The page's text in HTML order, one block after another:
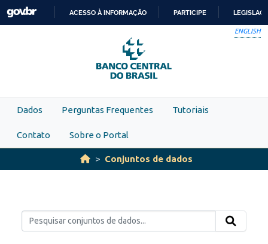
Skip to main content
PARA
O
CONTEÚDO
ACESSO À INFORMAÇÃO PARTICIPE
ENGLISH
Dados Perguntas Frequentes Tutoriais
Contato Sobre o Portal
Conjuntos de dados